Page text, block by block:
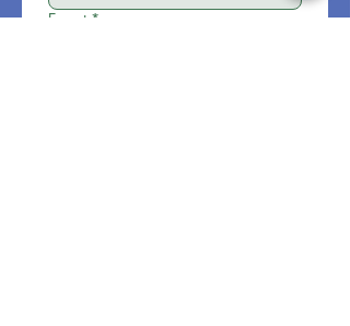
E-post *